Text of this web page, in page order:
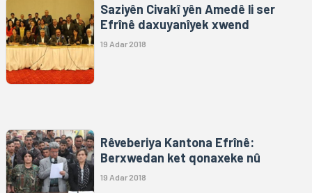
Saziyên Civakî yên Amedê li ser
Efrînê daxuyanîyek xwend
19 Adar 2018
Rêveberiya Kantona Efrînê:
Berxwedan ket qonaxeke nû
19 Adar 2018